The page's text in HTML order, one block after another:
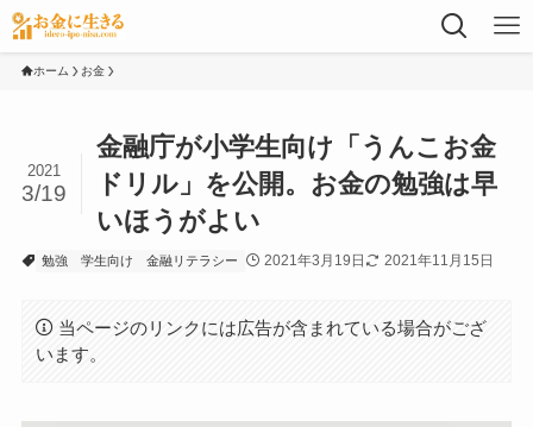
ホーム お金
金融庁が小学生向け「うんこお金
ドリル」を公開。お金の勉強は早
いほうがよい
2021
3/19
勉強 学生向け 金融リテラシー 2021年3月19日 2021年11月15日
当ページのリンクには広告が含まれている場合がござ
います。